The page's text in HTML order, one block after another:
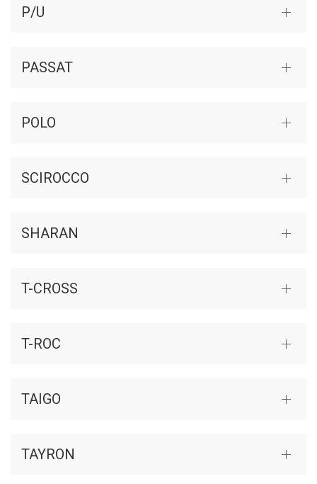
P/U
PASSAT
POLO
SCIROCCO
SHARAN
T-CROSS
T-ROC
TAIGO
TAYRON